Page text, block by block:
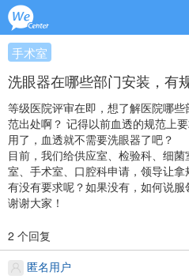
手术室
洗眼器在哪些部门安装，有
等级医院评审在即，想了解医院哪
范出处啊？ 记得以前血透的规范上
用了，血透就不需要洗眼器了吧？
目前，我们给供应室、检验科、细
室、手术室、口腔科申请，领导让拿
有没有要求呢？如果没有，如何说服
谢谢大家！
2 个回复
匿名用户